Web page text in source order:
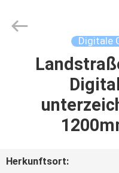
HAUS
PRODUKTE
UNS
Technology
Digitale
Herkunftsort: